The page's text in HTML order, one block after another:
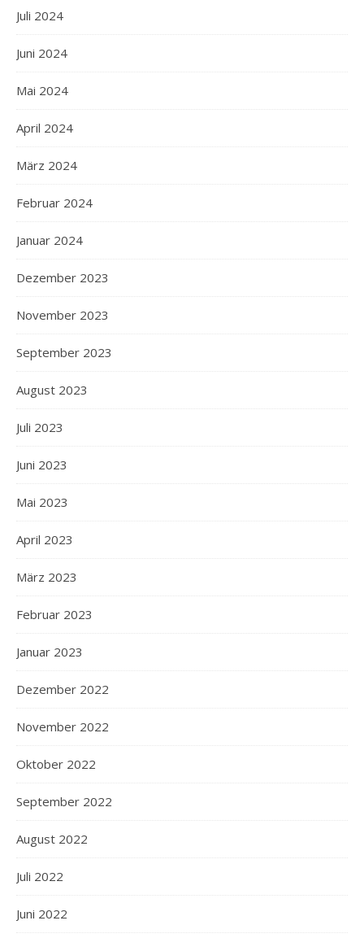
Juli 2024
Juni 2024
Mai 2024
April 2024
März 2024
Februar 2024
Januar 2024
Dezember 2023
November 2023
September 2023
August 2023
Juli 2023
Juni 2023
Mai 2023
April 2023
März 2023
Februar 2023
Januar 2023
Dezember 2022
November 2022
Oktober 2022
September 2022
August 2022
Juli 2022
Juni 2022